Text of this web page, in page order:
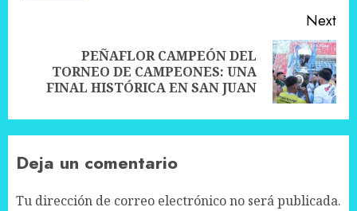
Next
Next
post:
PEÑAFLOR CAMPEÓN DEL
TORNEO DE CAMPEONES: UNA
FINAL HISTÓRICA EN SAN JUAN
Deja un comentario
Tu dirección de correo electrónico no será publicada.